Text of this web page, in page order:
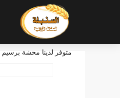
متوفر لدينا محشة